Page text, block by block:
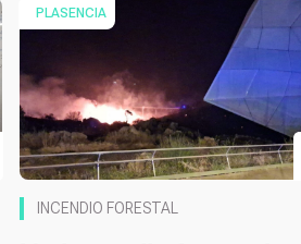
PLASENCIA
INCENDIO FORESTAL